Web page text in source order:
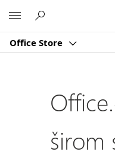
Office Store
širom